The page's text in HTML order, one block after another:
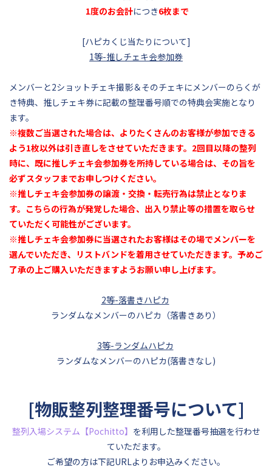
1度のお会計につき6枚まで
[ハピカくじ当たりについて]
1等-推しチェキ会参加券
メンバーと2ショットチェキ撮影＆そのチェキにメンバーのらくが
き特典、推しチェキ券に記載の整理番号順での特典会実施となり
ます。
※複数ご当選された場合は、よりたくさんのお客様が参加できる
よう1枚以外は引き直しをさせていただきます。2回目以降の整列
時に、既に推しチェキ会参加券を所持している場合は、その旨を
必ずスタッフまでお申しつけください。
※推しチェキ会参加券の譲渡・交換・転売行為は禁止となりま
す。こちらの行為が発覚した場合、出入り禁止等の措置を取らせ
ていただく可能性がございます。
※推しチェキ会参加券に当選されたお客様はその場でメンバーを
選んでいただき、リストバンドを着用させていただきます。予めご
了承の上ご購入いただきますようお願い申し上げます。
2等-落書きハピカ
ランダムなメンバーのハピカ（落書きあり）
3等-ランダムハピカ
ランダムなメンバーのハピカ(落書きなし)
[物販整列整理番号について]
整列入場システム【Pochitto】 を利用した整理番号抽選を行わせ
ていただます。
ご希望の方は下記URLよりお申込みください。